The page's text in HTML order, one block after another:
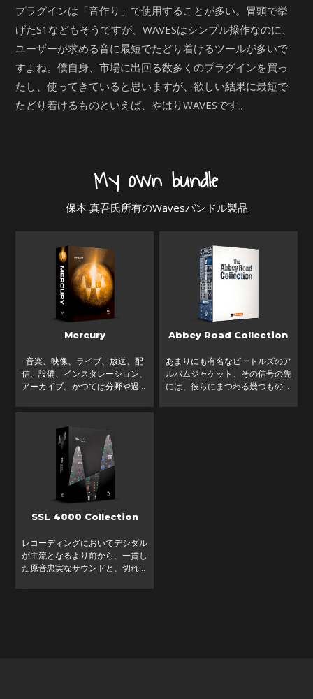
プラグインは「音作り」で使用することが多い。冒頭で挙
げたS1などもそうですが、WAVESはシンプル操作なのに、
ユーザーが求める音に最短でたどり着けるツールが多いで
すよね。僕自身、市場に出回る数多くのプラグインを買っ
たし、使ってきていると思いますが、欲しい結果に最短で
たどり着けるものといえば、やはりWAVESです。
保本 真吾氏所有のWavesバンドル製品
Mercury
音楽、映像、ライブ、放送、配
信、設備、インスタレーション、
アーカイブ。かつては分野や過程
る多くの作業は、近年ますます複
雑にクロスオーバーするようにな
っています。音楽制作だ
Abbey Road Collection
あまりにも有名なビートルズのア
ルバムジャケット、その信号の先
には、彼らにまつわる幾つもの逸
SSL 4000 Collection
レコーディングにおいてデシダル
が主流となるより前から、一貫し
た原音忠実なサウンドと、切れ味